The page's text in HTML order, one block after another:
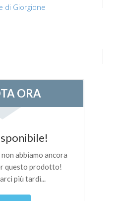
una visita guidata
ad Ingresso rapido
di Giorgione